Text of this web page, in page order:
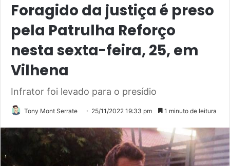
Foragido da justiça é preso
pela Patrulha Reforço
nesta sexta-feira, 25, em
Vilhena
Infrator foi levado para o presídio
Tony Mont Serrate 25/11/2022 19:33 pm 1 minuto de leitura